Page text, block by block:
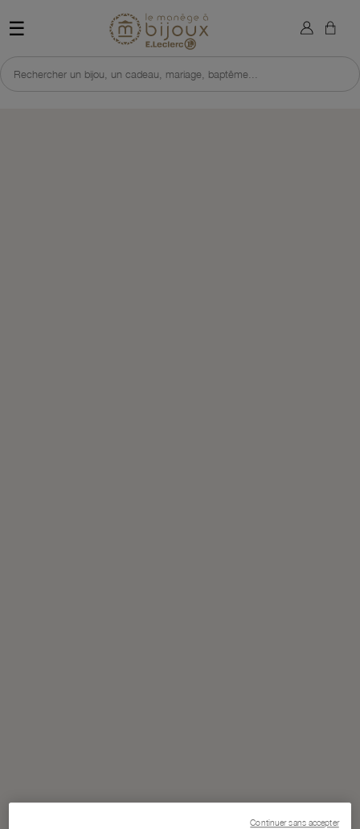
☰ Retour à l'accueil du site
Rechercher un bijou, un cadeau, mariage, baptême...
×
Continuer sans accepter